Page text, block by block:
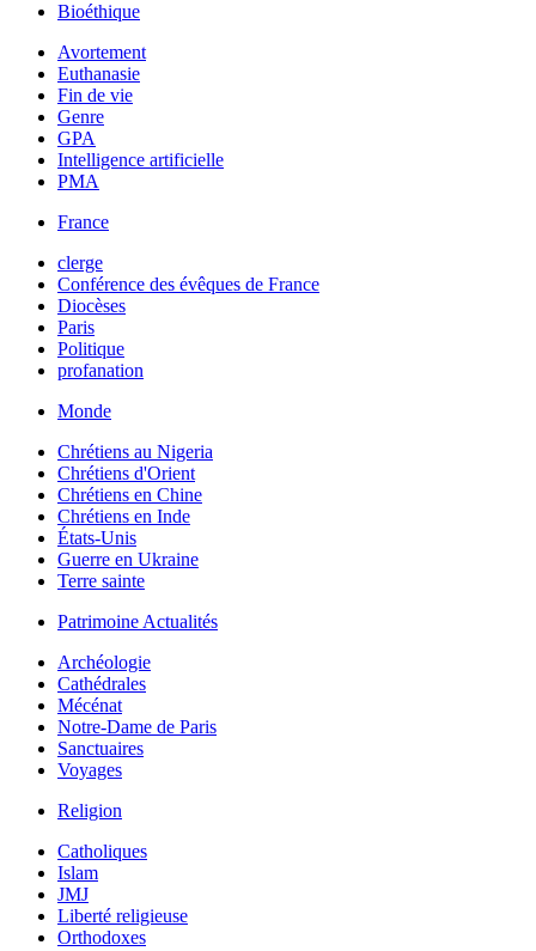
Bioéthique
Avortement
Euthanasie
Fin de vie
Genre
GPA
Intelligence artificielle
PMA
France
clerge
Conférence des évêques de France
Diocèses
Paris
Politique
profanation
Monde
Chrétiens au Nigeria
Chrétiens d'Orient
Chrétiens en Chine
Chrétiens en Inde
États-Unis
Guerre en Ukraine
Terre sainte
Patrimoine Actualités
Archéologie
Cathédrales
Mécénat
Notre-Dame de Paris
Sanctuaires
Voyages
Religion
Catholiques
Islam
JMJ
Liberté religieuse
Orthodoxes